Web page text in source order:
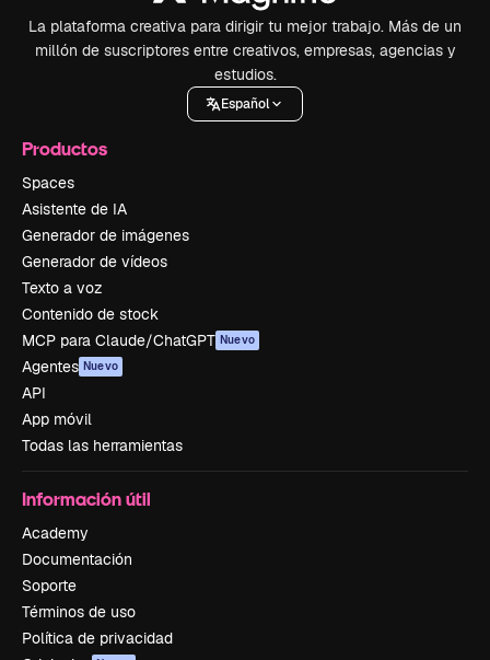
La plataforma creativa para dirigir tu mejor trabajo. Más de un
millón de suscriptores entre creativos, empresas, agencias y
estudios.
Español
Productos
Spaces
Asistente de IA
Generador de imágenes
Generador de vídeos
Texto a voz
Contenido de stock
MCP para Claude/ChatGPT Nuevo
Agentes Nuevo
API
App móvil
Todas las herramientas
Información útil
Academy
Documentación
Soporte
Términos de uso
Política de privacidad